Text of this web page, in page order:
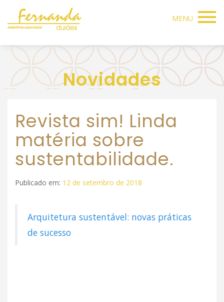
MENU
Novidades
Revista sim! Linda
matéria sobre
sustentabilidade.
Publicado em: 12 de setembro de 2018
Arquitetura sustentável: novas práticas
de sucesso